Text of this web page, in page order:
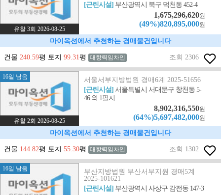
유찰 3회 2026-08-25
[근린시설] 부산광역시 북구 덕천동 452-4
1,675,296,620원
(49%)820,895,000원
마이옥션에서 추천하는 경매물건입니다
건물 240.59평 토지 99.31평 대항력임차인 조회 2306
16일 남음
유찰 2회 2026-08-25
서울서부지방법원 경매6계 2025-51656
[근린시설]서울특별시 서대문구 창천동 5-
46 외 1필지
8,902,316,550원
(64%)5,697,482,000원
마이옥션에서 추천하는 경매물건입니다
건물 144.82평 토지 55.30평 대항력임차인 조회 1302
16일 남음
부산지방법원 부산서부지원 경매5계
2025-101621
[근린시설] 부산광역시 사상구 감전동 147-3